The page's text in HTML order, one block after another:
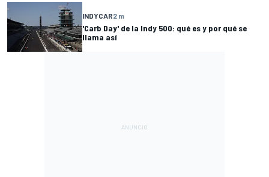
INDYCAR2 m
'Carb Day' de la Indy 500: qué es y por qué se
llama así